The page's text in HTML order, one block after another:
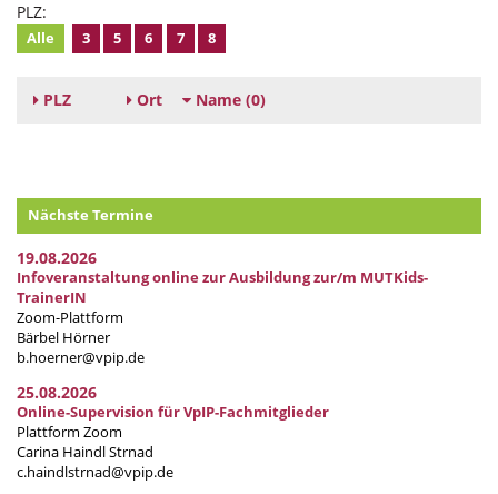
PLZ:
Alle 3 5 6 7 8
PLZ Ort Name (0)
Nächste Termine
19.08.2026
Infoveranstaltung online zur Ausbildung zur/m MUTKids-
TrainerIN
Zoom-Plattform
Bärbel Hörner
b.hoerner@vpip.de
25.08.2026
Online-Supervision für VpIP-Fachmitglieder
Plattform Zoom
Carina Haindl Strnad
c.haindlstrnad@vpip.de